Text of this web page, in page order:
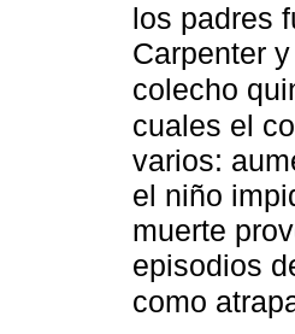
los padres
Carpenter
colecho
cuales el
varios:
el niño
muerte
episodios
como